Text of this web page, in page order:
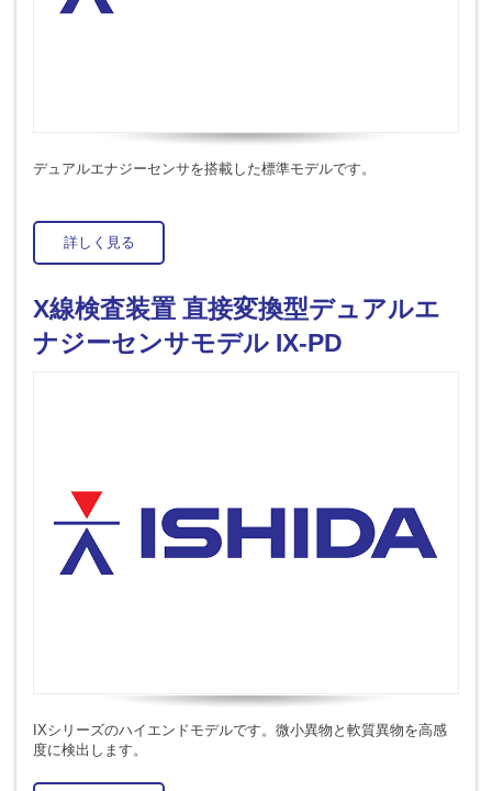
デュアルエナジーセンサを搭載した標準モデルです。
詳しく見る
X線検査装置 直接変換型デュアルエ
ナジーセンサモデル IX-PD
IXシリーズのハイエンドモデルです。微小異物と軟質異物を高感
度に検出します。